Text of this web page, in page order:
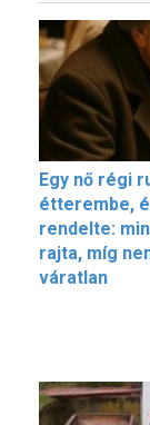
Egy nő régi
étterembe,
rendelte:
rajta, míg
váratlan